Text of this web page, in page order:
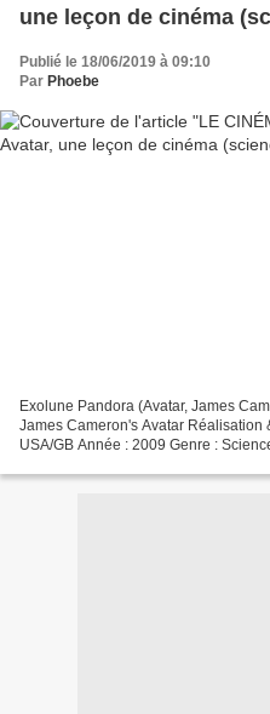
une leçon de cinéma
Publié le 18/06/2019 à 09:10
Par Phoebe
Exolune Pandora (Avatar, James
James Cameron's Avatar Réalisation
USA/GB Année : 2009 Genre :